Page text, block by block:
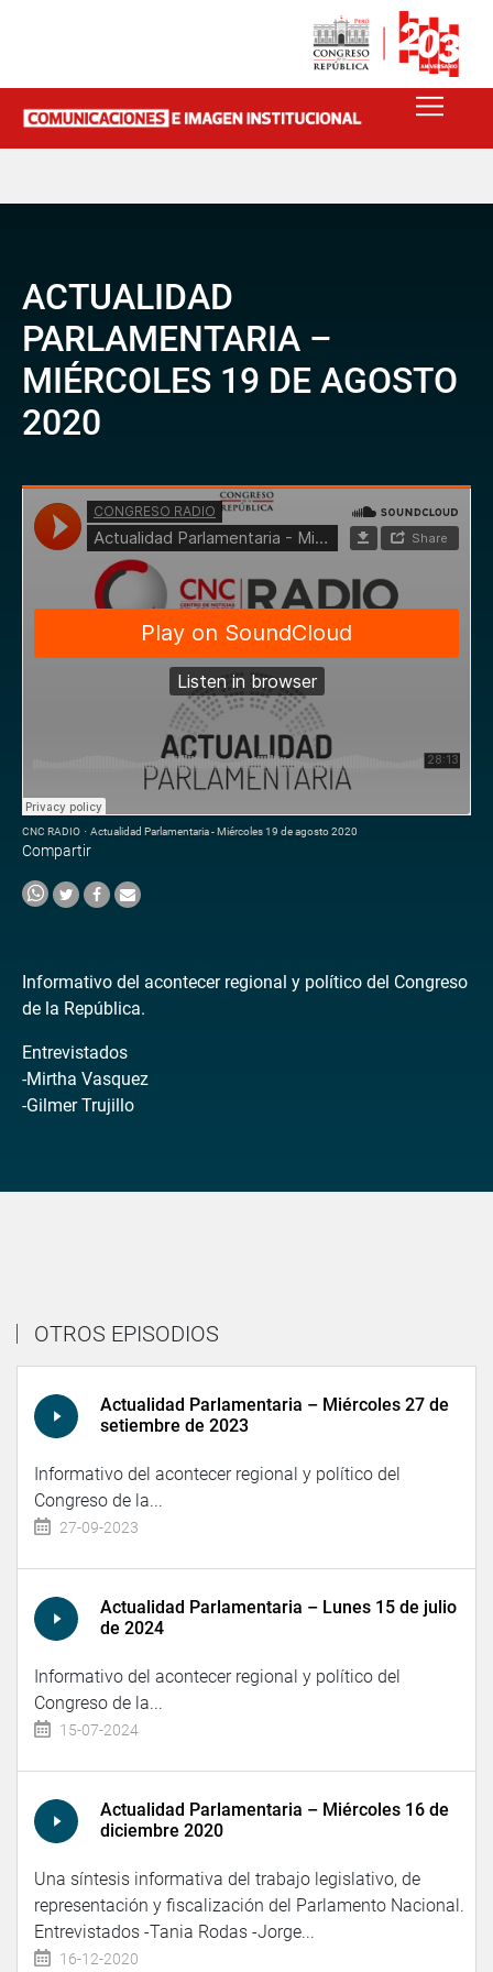
ACTUALIDAD
PARLAMENTARIA –
MIÉRCOLES 19 DE AGOSTO
2020
CNC RADIO · Actualidad Parlamentaria - Miércoles 19 de agosto 2020
Compartir
Informativo del acontecer regional y político del Congreso
de la República.
Entrevistados
-Mirtha Vasquez
-Gilmer Trujillo
OTROS EPISODIOS
Actualidad Parlamentaria – Miércoles 27 de
setiembre de 2023
Informativo del acontecer regional y político del
Congreso de la...
27-09-2023
Actualidad Parlamentaria – Lunes 15 de julio
de 2024
Informativo del acontecer regional y político del
Congreso de la...
15-07-2024
Actualidad Parlamentaria – Miércoles 16 de
diciembre 2020
Una síntesis informativa del trabajo legislativo, de
representación y fiscalización del Parlamento Nacional.
Entrevistados -Tania Rodas -Jorge...
16-12-2020